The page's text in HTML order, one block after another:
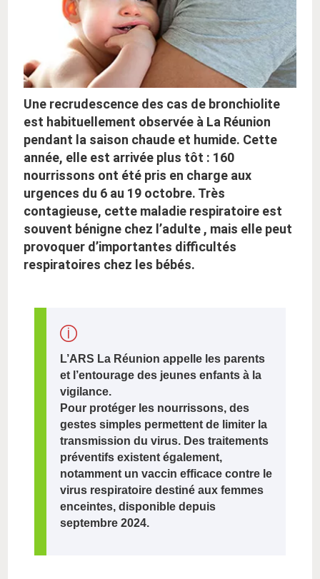
Une recrudescence des cas de bronchiolite
est habituellement observée à La Réunion
pendant la saison chaude et humide. Cette
année, elle est arrivée plus tôt : 160
nourrissons ont été pris en charge aux
urgences du 6 au 19 octobre. Très
contagieuse, cette maladie respiratoire est
souvent bénigne chez l’adulte , mais elle peut
provoquer d’importantes difficultés
respiratoires chez les bébés.
L’ARS La Réunion appelle les parents
et l’entourage des jeunes enfants à la
vigilance.
Pour protéger les nourrissons, des
gestes simples permettent de limiter la
transmission du virus. Des traitements
préventifs existent également,
notamment un vaccin efficace contre le
virus respiratoire destiné aux femmes
enceintes, disponible depuis
septembre 2024.